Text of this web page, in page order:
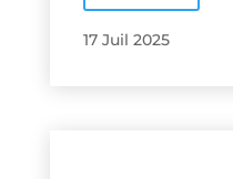
17 Juil 2025